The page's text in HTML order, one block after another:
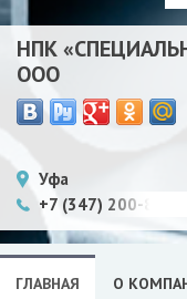
НПК
ООО
Уфа
+7 (347) 200-83-47
ГЛАВНАЯ О